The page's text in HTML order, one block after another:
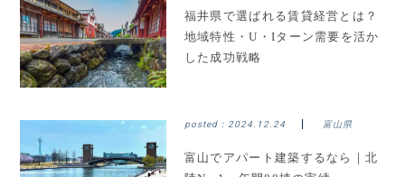
福井県で選ばれる賃貸経営とは？
地域特性・U・Iターン需要を活か
した成功戦略
posted： 2024.12.24 富山県
富山でアパート建築するなら｜北